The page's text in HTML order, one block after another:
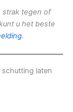
strak tegen of
u het beste
.
laten